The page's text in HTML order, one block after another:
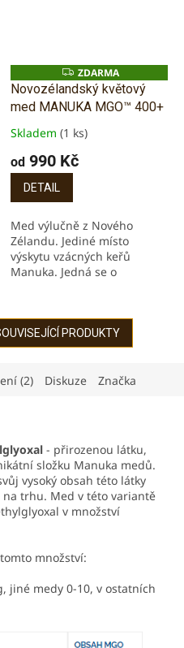
Z
D
A
R
A
ZDARMA
Novozélandský květový
med MANUKA MGO™ 400+
Průměrné
produktu
5,0
5
hvězdiček.
Skladem (1 ks)
od 990 Kč
DETAIL
Med výlučně z Nového
Zélandu. Jediné místo
výskytu vzácných keřů
Manuka. Jedná se o
novozélandského výrobce.
Obsahuje vysoké...
PRODUKTY
(2) Diskuze Značka
- přirozenou látku,
složku Manuka medů.
vysoký obsah této látky
trhu. Med v této variantě
v množství
množství:
jiné medy 0-10, v ostatních